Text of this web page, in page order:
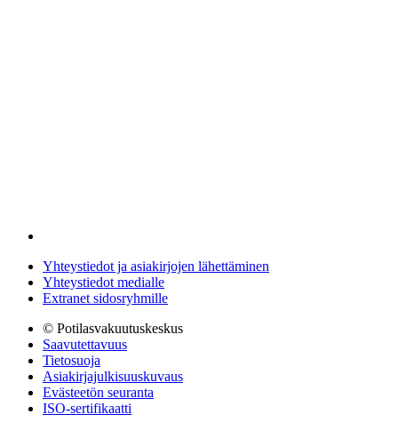
Yhteystiedot ja asiakirjojen lähettäminen
Yhteystiedot medialle
Extranet sidosryhmille
© Potilasvakuutuskeskus
Saavutettavuus
Tietosuoja
Asiakirjajulkisuuskuvaus
Evästeetön seuranta
ISO-sertifikaatti